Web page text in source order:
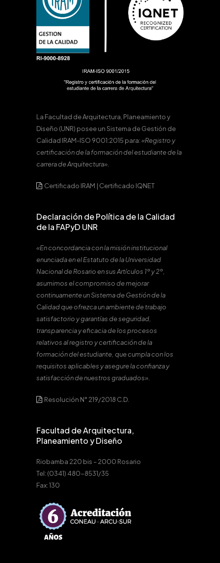
La Facultad de Arquitectura, Planeamiento y
Diseño (UNR) posee un Sistema de Gestión de
Calidad IRAM-ISO 9001:2015 para:«Registro y
certificación de la formación del estudiante de la
carrera de Arquitectura».
Certificado IRAM | Certificado IQNET
Declaración de Política de la Calidad
de la FAPyD UNR
«En concordancia con la misión institucional
enunciada en el Estatuto de la Universidad
Nacional de Rosario en sus Artículos 1º y 2º,
asumimos el compromiso de mejorar
continuamente un Sistema de Gestión de la
Calidad que ofrezca un ambiente de trabajo
satisfactorio y garantías de seguridad,
transparencia y eficacia de los procesos
relativos al registro y certificación de la
formación del estudiante, que cumpla con los
requisitos aplicables y asegure la confianza y
satisfacción de nuestros graduados».
Resolución N° 219/2018 C.D.
Facultad de Arquitectura,
Planeamiento y Diseño
Riobamba 220 bis – 2000 Rosario
Tel: (0341) 480-8531/35
Fax: 130